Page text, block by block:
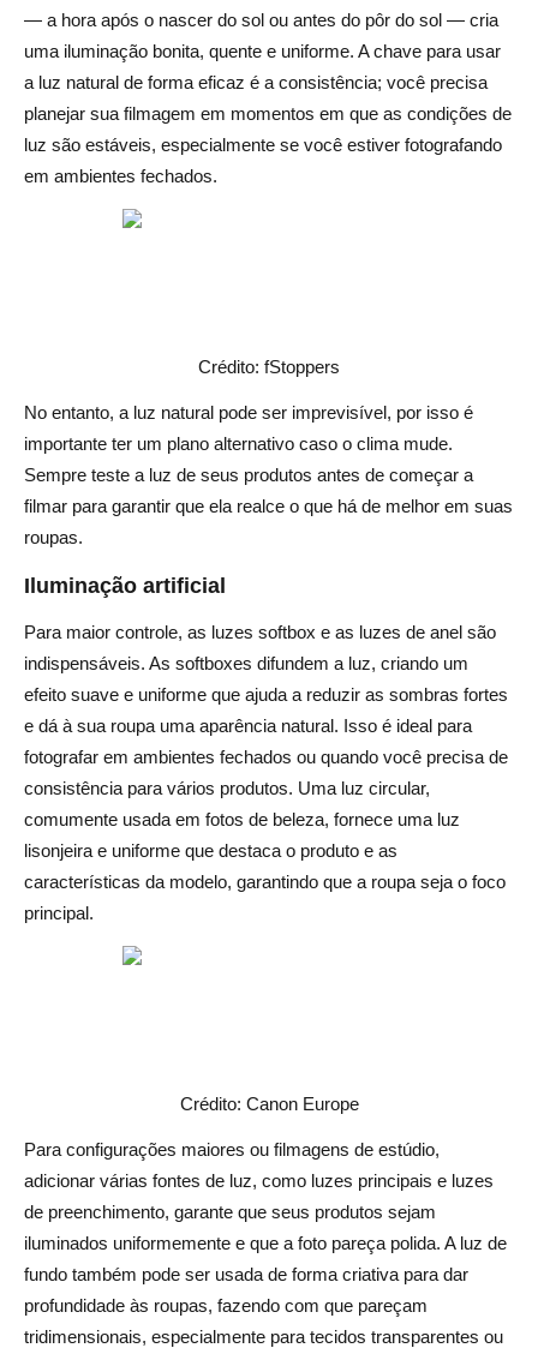
— a hora após o nascer do sol ou antes do pôr do sol — cria
uma iluminação bonita, quente e uniforme. A chave para usar
a luz natural de forma eficaz é a consistência; você precisa
planejar sua filmagem em momentos em que as condições de
luz são estáveis, especialmente se você estiver fotografando
em ambientes fechados.
Crédito: fStoppers
No entanto, a luz natural pode ser imprevisível, por isso é
importante ter um plano alternativo caso o clima mude.
Sempre teste a luz de seus produtos antes de começar a
filmar para garantir que ela realce o que há de melhor em suas
roupas.
Iluminação artificial
Para maior controle, as luzes softbox e as luzes de anel são
indispensáveis. As softboxes difundem a luz, criando um
efeito suave e uniforme que ajuda a reduzir as sombras fortes
e dá à sua roupa uma aparência natural. Isso é ideal para
fotografar em ambientes fechados ou quando você precisa de
consistência para vários produtos. Uma luz circular,
comumente usada em fotos de beleza, fornece uma luz
lisonjeira e uniforme que destaca o produto e as
características da modelo, garantindo que a roupa seja o foco
principal.
Crédito: Canon Europe
Para configurações maiores ou filmagens de estúdio,
adicionar várias fontes de luz, como luzes principais e luzes
de preenchimento, garante que seus produtos sejam
iluminados uniformemente e que a foto pareça polida. A luz de
fundo também pode ser usada de forma criativa para dar
profundidade às roupas, fazendo com que pareçam
tridimensionais, especialmente para tecidos transparentes ou